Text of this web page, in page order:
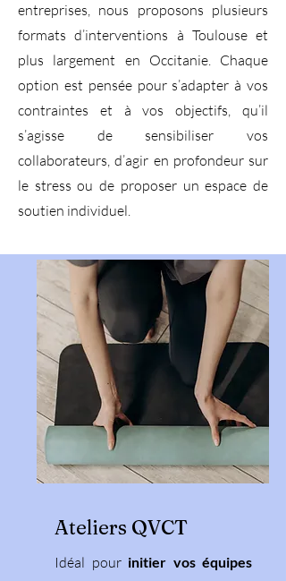
entreprises, nous proposons plusieurs
formats d’interventions à Toulouse et
plus largement en Occitanie. Chaque
option est pensée pour s’adapter à vos
contraintes et à vos objectifs, qu’il
s’agisse de sensibiliser vos
collaborateurs, d’agir en profondeur sur
le stress ou de proposer un espace de
soutien individuel.
Ateliers QVCT
Idéal pourinitier vos équipes